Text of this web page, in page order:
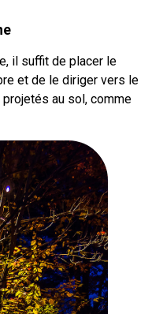
il suffit de placer le
et de le diriger vers le
au sol, comme